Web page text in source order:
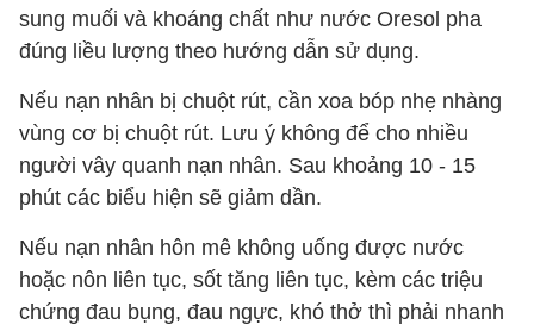
sung muối và khoáng chất như nước Oresol pha
đúng liều lượng theo hướng dẫn sử dụng.
Nếu nạn nhân bị chuột rút, cần xoa bóp nhẹ nhàng
vùng cơ bị chuột rút. Lưu ý không để cho nhiều
người vây quanh nạn nhân. Sau khoảng 10 - 15
phút các biểu hiện sẽ giảm dần.
Nếu nạn nhân hôn mê không uống được nước
hoặc nôn liên tục, sốt tăng liên tục, kèm các triệu
chứng đau bụng, đau ngực, khó thở thì phải nhanh